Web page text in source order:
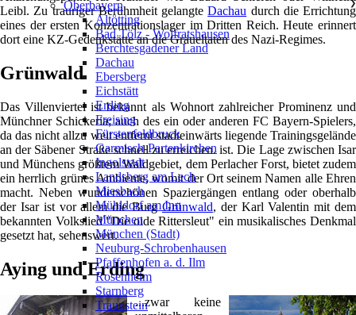
Leibl. Zu trauriger Berühmheit gelangteDachau durch die Errichtung
eines der ersten Konzentrationslager im Dritten Reich. Heute erinnert
dort eine KZ-Gedenkstätte an die Gräueltaten des Nazi-Regimes.
Grünwald
Das Villenviertel ist bekannt als Wohnort zahlreicher Prominenz und
Münchner Schickeria; auch des ein oder anderen FC Bayern-Spielers,
da das nicht allzu weit entfernt stadteinwärts liegende Trainingsgelände
an der Säbener Straße schnell zu erreichen. ist. Die Lage zwischen Isar
und Münchens größtem Waldgebiet, dem Perlacher Forst, bietet zudem
ein herrlich grünes Ambiente, womit der Ort seinem Namen alle Ehren
macht. Neben wunderschönen Spaziergängen entlang oder oberhalb
der Isar ist vor allem die BurgGrünwald, der Karl Valentin mit dem
bekannten Volkslied "Die oide Rittersleut" ein musikalisches Denkmal
gesetzt hat, sehenswert.
Aying und Erding
...zwar keine
Oberbayern
❯
Altötting
Bad Tölz - Wolfratshausen
Berchtesgadener Land
Dachau
Ebersberg
Eichstätt
Erding
Freising
Fürstenfeldbruck
Garmisch-Partenkirchen
Ingolstadt
Landsberg am Lech
Miesbach
Mühldorf am Inn
München
München (Stadt)
Neuburg-Schrobenhausen
Pfaffenhofen a. d. Ilm
Rosenheim
Starnberg
Traunstein